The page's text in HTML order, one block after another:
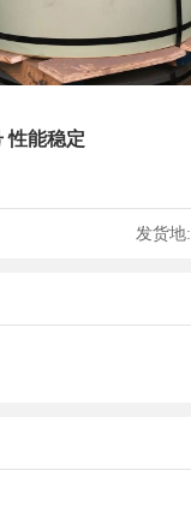
性能稳定
发货地: